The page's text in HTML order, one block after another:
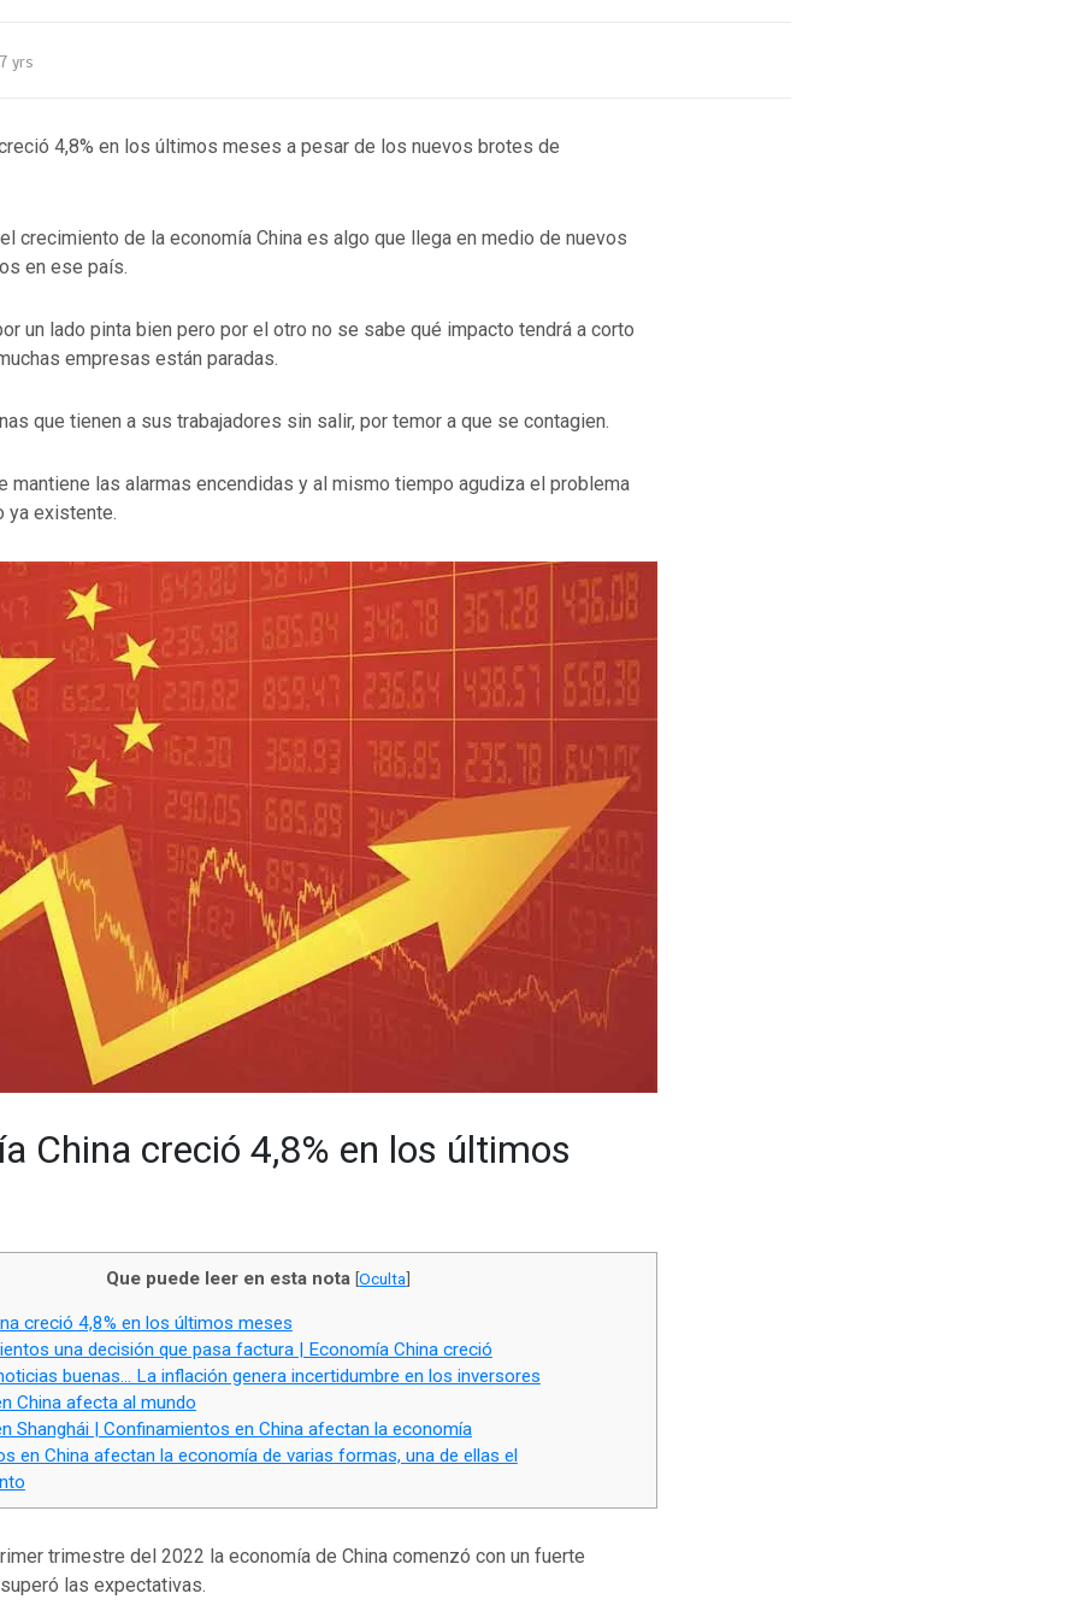
yrs
creció 4,8% en los últimos meses a pesar de los nuevos brotes de
crecimiento de la economía China es algo que llega en medio de nuevos
en ese país.
un lado pinta bien pero por el otro no se sabe qué impacto tendrá a corto
empresas están paradas.
que tienen a sus trabajadores sin salir, por temor a que se contagien.
mantiene las alarmas encendidas y al mismo tiempo agudiza el problema
ya existente.
China creció 4,8% en los últimos
Que puede leer en esta nota [Oculta]
creció 4,8% en los últimos meses
una decisión que pasa factura | Economía China creció
buenas… La inflación genera incertidumbre en los inversores
China afecta al mundo
Shanghái | Confinamientos en China afectan la economía
en China afectan la economía de varias formas, una de ellas el
trimestre del 2022 la economía de China comenzó con un fuerte
las expectativas.